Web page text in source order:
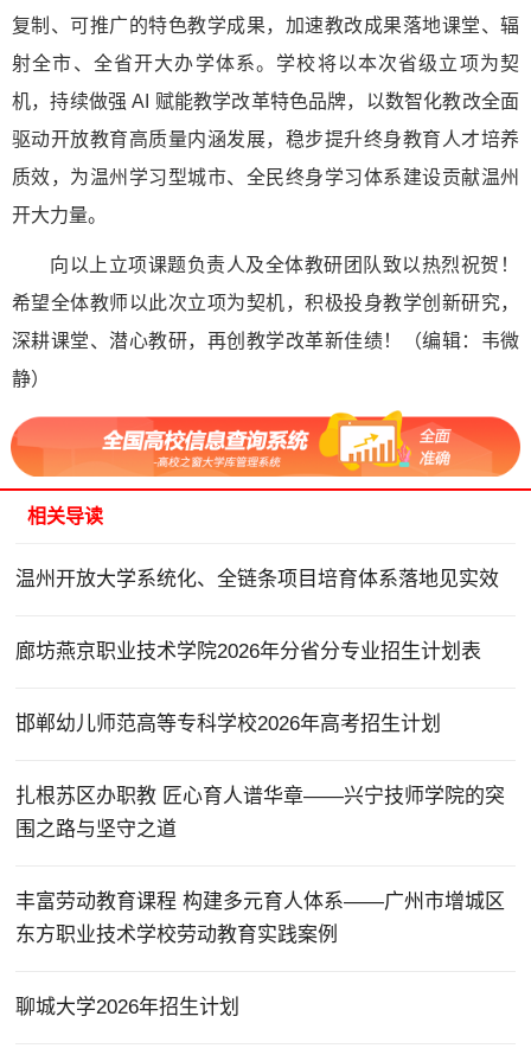
复制、可推广的特色教学成果，加速教改成果落地课堂、辐
射全市、全省开大办学体系。学校将以本次省级立项为契
机，持续做强 AI 赋能教学改革特色品牌，以数智化教改全面
驱动开放教育高质量内涵发展，稳步提升终身教育人才培养
质效，为温州学习型城市、全民终身学习体系建设贡献温州
开大力量。
向以上立项课题负责人及全体教研团队致以热烈祝贺！
希望全体教师以此次立项为契机，积极投身教学创新研究，
深耕课堂、潜心教研，再创教学改革新佳绩！（编辑：韦微
静）
相关导读
温州开放大学系统化、全链条项目培育体系落地见实效
廊坊燕京职业技术学院2026年分省分专业招生计划表
邯郸幼儿师范高等专科学校2026年高考招生计划
扎根苏区办职教 匠心育人谱华章——兴宁技师学院的突
围之路与坚守之道
丰富劳动教育课程 构建多元育人体系——广州市增城区
东方职业技术学校劳动教育实践案例
聊城大学2026年招生计划